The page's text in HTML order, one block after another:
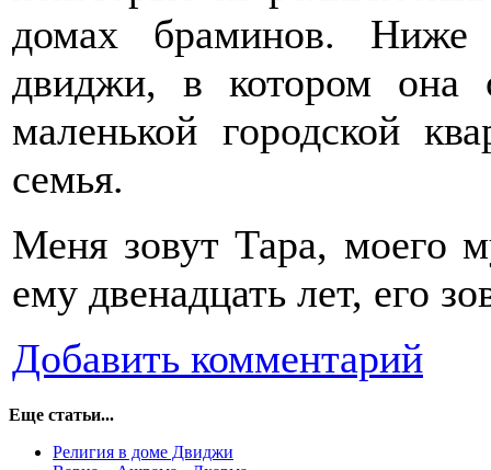
домах браминов.
двиджи, в котором она
маленькой городской
семья.
Меня зовут Тара,
ему двенадцать лет, его
Добавить комментарий
Еще статьи...
Религия в доме Двиджи